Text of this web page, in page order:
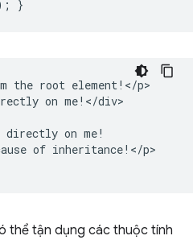
}
the root element!</p>
on me!</div>
directly on me!
of inheritance!</p>
thể tận dụng các thuộc tính